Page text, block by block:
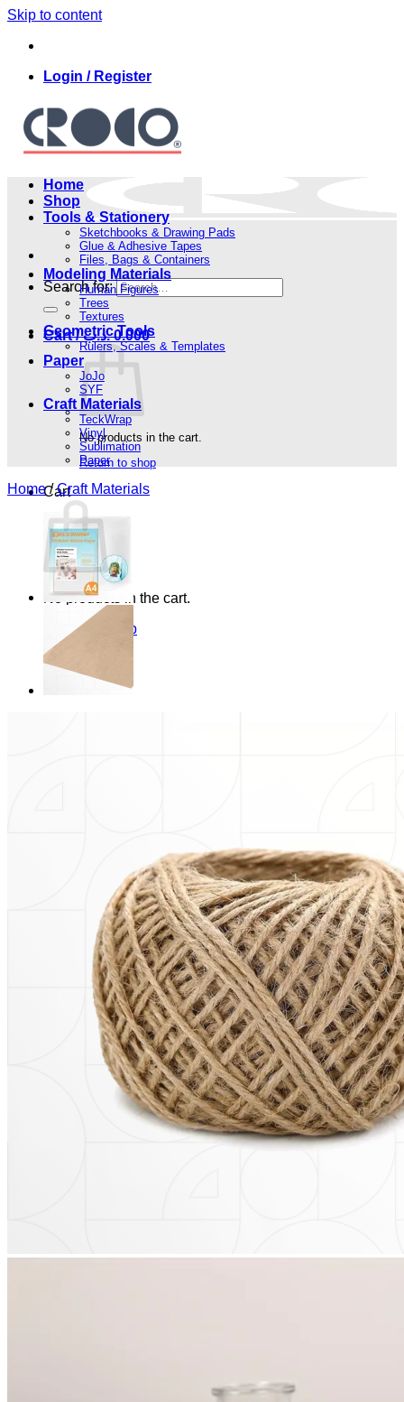
Skip to content
Login / Register
Search for:
Cart / 0.000 .د.ب
No products in the cart.
Return to shop
Cart
No products in the cart.
Return to shop
Home
Shop
Tools & Stationery
Sketchbooks & Drawing Pads
Glue & Adhesive Tapes
Files, Bags & Containers
Modeling Materials
Human Figures
Trees
Textures
Geometric Tools
Rulers, Scales & Templates
Paper
JoJo
SYF
Craft Materials
TeckWrap
Vinyl
Sublimation
Paper
Home / Craft Materials